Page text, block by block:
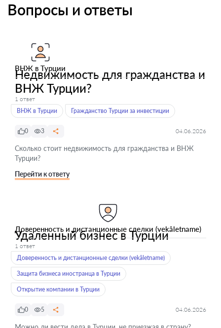
Вопросы и ответы
ВНЖ в Турции
Недвижимость для гражданства и
ВНЖ Турции?
1 ответ
ВНЖ в Турции
Гражданство Турции за инвестиции
0 3 04.06.2026
Сколько стоит недвижимость для гражданства и ВНЖ
Турции?
Перейти к ответу
Доверенность и дистанционные сделки (vekâletname)
Удаленный бизнес в Турции
1 ответ
Доверенность и дистанционные сделки (vekâletname)
Защита бизнеса иностранца в Турции
Открытие компании в Турции
0 5 04.06.2026